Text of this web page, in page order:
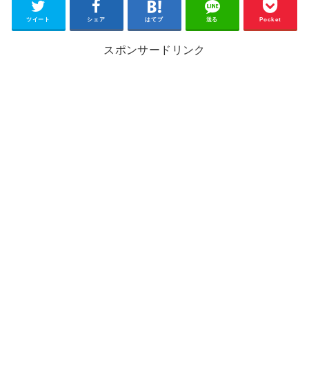
ツイート シェア はてブ 送る Pocket
スポンサードリンク